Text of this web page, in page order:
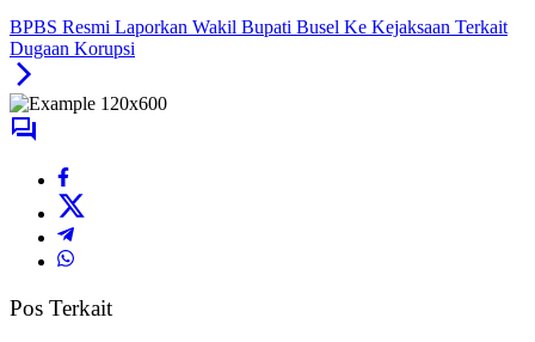
BPBS Resmi Laporkan Wakil Bupati Busel Ke Kejaksaan Terkait
Dugaan Korupsi
Pos Terkait